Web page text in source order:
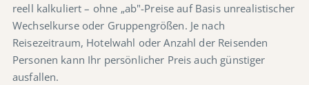
reell kalkuliert – ohne „ab"-Preise auf Basis unrealistischer
Wechselkurse oder Gruppengrößen. Je nach
Reisezeitraum, Hotelwahl oder Anzahl der Reisenden
Personen kann Ihr persönlicher Preis auch günstiger
ausfallen.